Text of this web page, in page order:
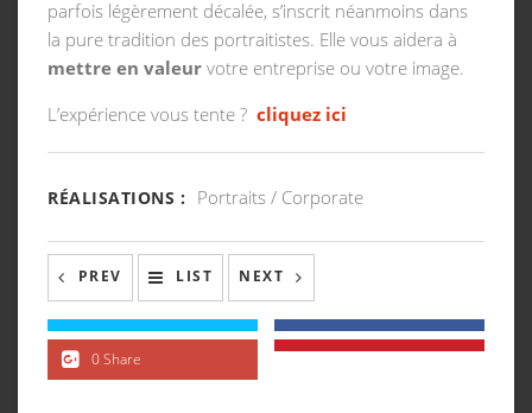
parfois légèrement décalée, s’inscrit néanmoins dans
la pure tradition des portraitistes. Elle vous aidera à
mettre en valeur votre entreprise ou votre image.
L’expérience vous tente ? cliquez ici
RÉALISATIONS : Portraits / Corporate
PREV LIST NEXT
0 Share